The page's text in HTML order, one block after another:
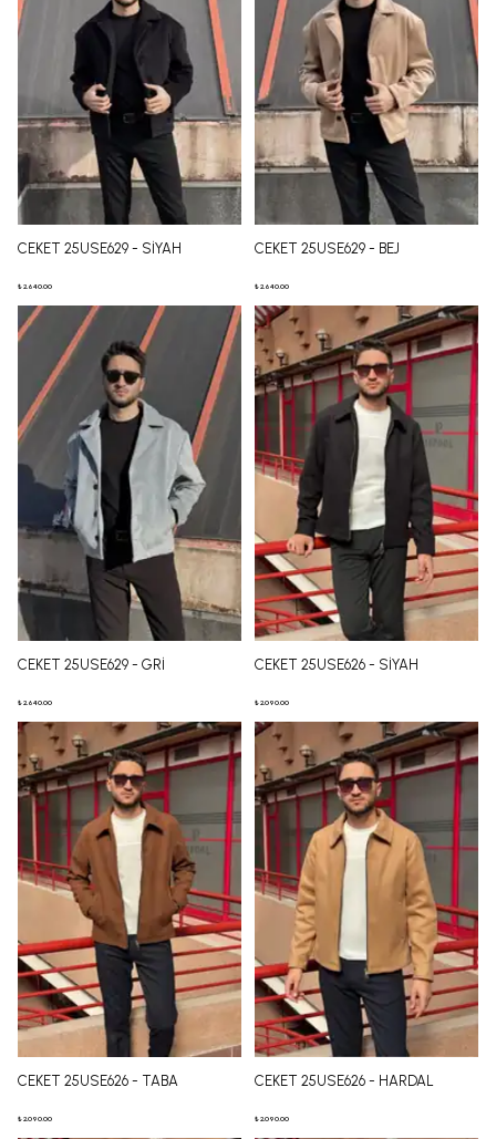
CEKET 25USE629 - SİYAH
₺ 2,640.00
CEKET 25USE629 - BEJ
₺ 2,640.00
CEKET 25USE629 - GRİ
₺ 2,640.00
CEKET 25USE626 - SİYAH
₺ 2,090.00
CEKET 25USE626 - TABA
₺ 2,090.00
CEKET 25USE626 - HARDAL
₺ 2,090.00